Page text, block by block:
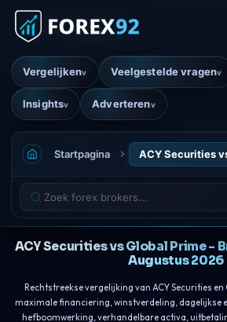
Vergelijkenv Veelgestelde vragenv
Insightsv Adverterenv
Startpagina ACY Securities
ACY Securities vs Global Prime -
Augustus 2026
Rechtstreekse vergelijking van ACY Securities
maximale financiering, winstverdeling, dagelijkse
hefboomwerking, verhandelbare activa,